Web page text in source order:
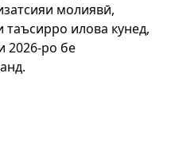
молиявӣ,
илова кунед,
2026-ро бе